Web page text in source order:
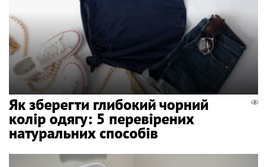
Як зберегти глибокий чорний
колір одягу: 5 перевірених
натуральних способів